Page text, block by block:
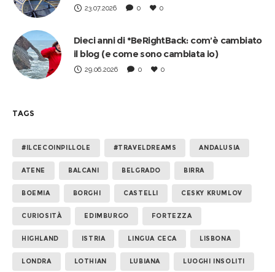
23.07.2026 0 0
Dieci anni di *BeRightBack: com’è cambiato
il blog (e come sono cambiata io)
29.06.2026 0 0
TAGS
#ILCECOINPILLOLE #TRAVELDREAMS ANDALUSIA
ATENE BALCANI BELGRADO BIRRA
BOEMIA BORGHI CASTELLI CESKY KRUMLOV
CURIOSITÀ EDIMBURGO FORTEZZA
HIGHLAND ISTRIA LINGUA CECA LISBONA
LONDRA LOTHIAN LUBIANA LUOGHI INSOLITI